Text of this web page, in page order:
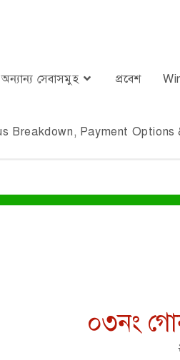
অন্যান্য সেবাসমুহ প্রবেশ
Breakdown, Payment
০৩নং